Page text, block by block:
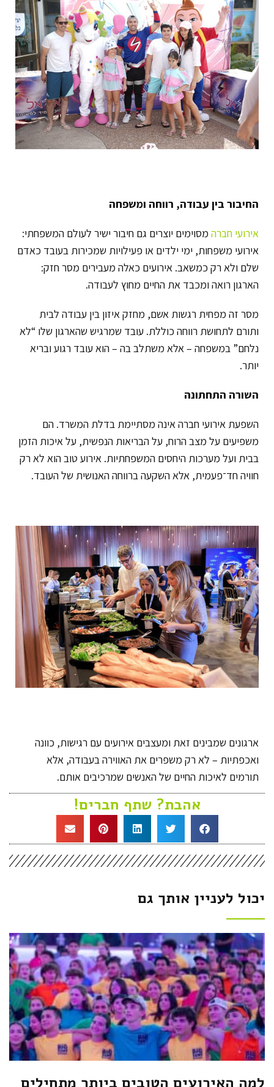
החיבור בין עבודה, רווחה ומשפחה
אירועי חברה מסוימים יוצרים גם חיבור ישיר לעולם המשפחתי:
אירועי משפחות, ימי ילדים או פעילויות שמכירות בעובד כאדם
שלם ולא רק כמשאב. אירועים כאלה מעבירים מסר חזק:
הארגון רואה ומכבד את החיים מחוץ לעבודה.
מסר זה מפחית רגשות אשם, מחזק איזון בין עבודה לבית
ותורם לתחושת רווחה כוללת. עובד שמרגיש שהארגון שלו “לא
נלחם” במשפחה – אלא משתלב בה – הוא עובד רגוע ובריא
יותר.
השורה התחתונה
השפעת אירועי חברה אינה מסתיימת בדלת המשרד. הם
משפיעים על מצב הרוח, על הבריאות הנפשית, על איכות הזמן
בבית ועל מערכות היחסים המשפחתיות. אירוע טוב הוא לא רק
חוויה חד־פעמית, אלא השקעה ברווחה האנושית של העובד.
ארגונים שמבינים זאת ומעצבים אירועים עם רגישות, כוונה
ואכפתיות – לא רק משפרים את האווירה בעבודה, אלא
תורמים לאיכות החיים של האנשים שמרכיבים אותם.
אהבת? שתף חברים!
יכול לעניין אותך גם
למה האירועים הטובים ביותר מתחילים